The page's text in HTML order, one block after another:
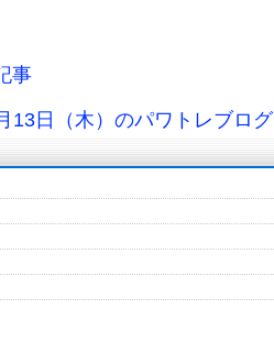
事
13日（木）のパワトレブログ